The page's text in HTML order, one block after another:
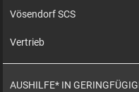
Vösendorf SCS
Vertrieb
AUSHILFE* IN